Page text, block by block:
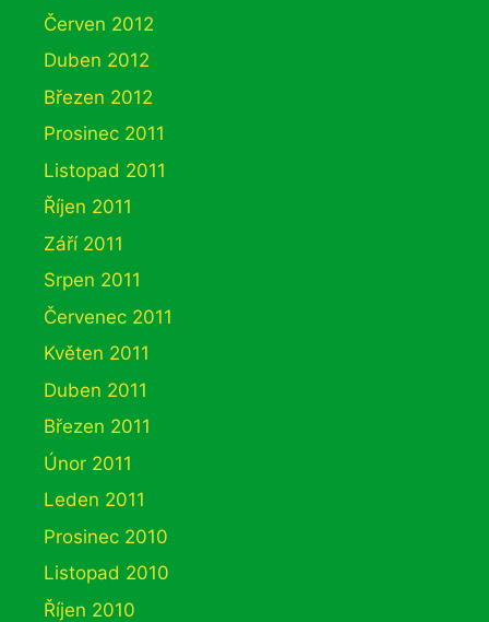
Červen 2012
Duben 2012
Březen 2012
Prosinec 2011
Listopad 2011
Říjen 2011
Září 2011
Srpen 2011
Červenec 2011
Květen 2011
Duben 2011
Březen 2011
Únor 2011
Leden 2011
Prosinec 2010
Listopad 2010
Říjen 2010